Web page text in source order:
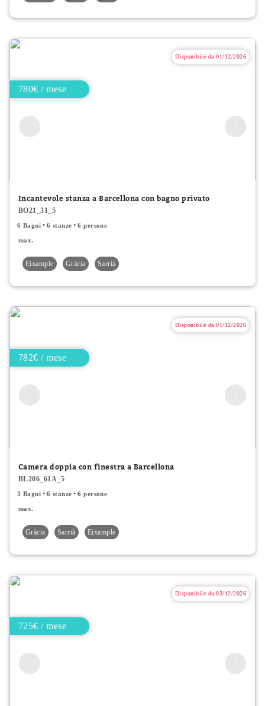
Disponibile da 01/12/2026
780€ / mese
Incantevole stanza a Barcellona con bagno privato
BO21_31_5
6 Bagni 6 stanze 6 persone
max.
Eixample Gràcia Sarrià
Disponibile da 01/12/2026
782€ / mese
Camera doppia con finestra a Barcellona
BL206_61A_5
3 Bagni 6 stanze 6 persone
max.
Gràcia Sarrià Eixample
Disponibile da 03/12/2026
725€ / mese